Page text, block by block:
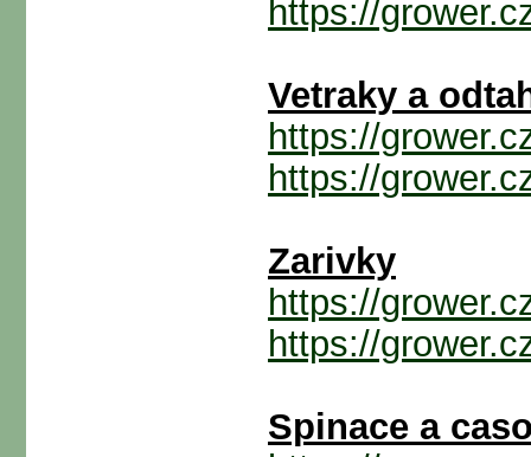
https://
Vetraky a
https://
https://
Zarivky
https://
https://
Spinace a